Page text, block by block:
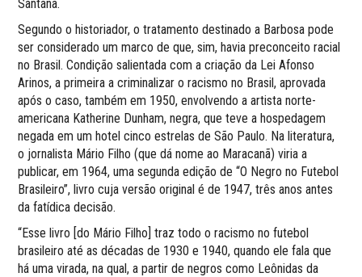
Santana.
Segundo o historiador, o tratamento destinado a Barbosa pode
ser considerado um marco de que, sim, havia preconceito racial
no Brasil. Condição salientada com a criação da Lei Afonso
Arinos, a primeira a criminalizar o racismo no Brasil, aprovada
após o caso, também em 1950, envolvendo a artista norte-
americana Katherine Dunham, negra, que teve a hospedagem
negada em um hotel cinco estrelas de São Paulo. Na literatura,
o jornalista Mário Filho (que dá nome ao Maracanã) viria a
publicar, em 1964, uma segunda edição de “O Negro no Futebol
Brasileiro”, livro cuja versão original é de 1947, três anos antes
da fatídica decisão.
“Esse livro [do Mário Filho] traz todo o racismo no futebol
brasileiro até as décadas de 1930 e 1940, quando ele fala que
há uma virada, na qual, a partir de negros como Leônidas da